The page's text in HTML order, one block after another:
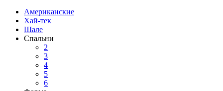
Американские
Хай-тек
Шале
Спальни
2
3
4
5
6